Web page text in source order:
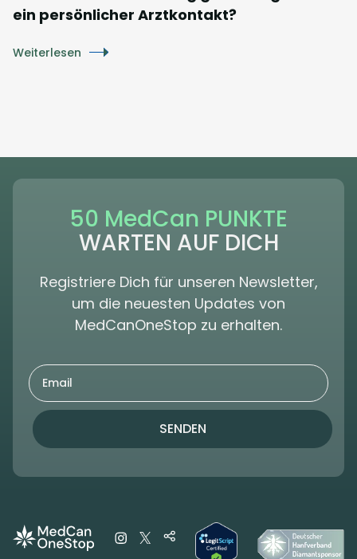
ein persönlicher Arztkontakt?
Weiterlesen
50 MedCan PUNKTE
WARTEN AUF DICH
Registriere Dich für unseren Newsletter,
um die neuesten Updates von
MedCanOneStop zu erhalten.
SENDEN